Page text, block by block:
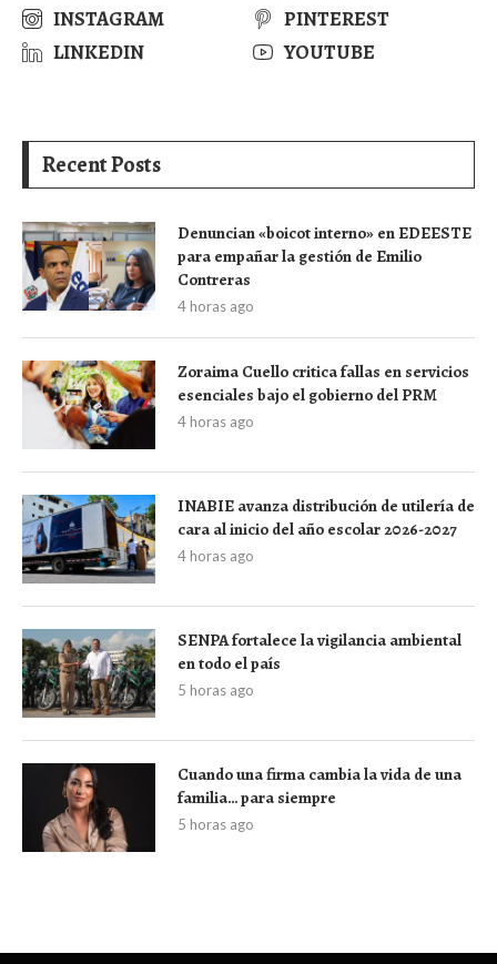
INSTAGRAM
PINTEREST
LINKEDIN
YOUTUBE
Recent Posts
Denuncian «boicot interno» en EDEESTE
para empañar la gestión de Emilio
Contreras
4 horas ago
Zoraima Cuello critica fallas en servicios
esenciales bajo el gobierno del PRM
4 horas ago
INABIE avanza distribución de utilería de
cara al inicio del año escolar 2026-2027
4 horas ago
SENPA fortalece la vigilancia ambiental
en todo el país
5 horas ago
Cuando una firma cambia la vida de una
familia… para siempre
5 horas ago